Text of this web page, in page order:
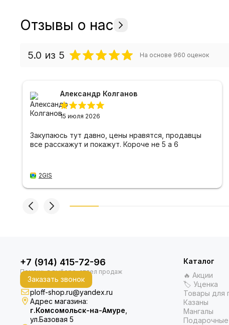
Отзывы о нас
5.0 из 5 На основе 960 оценок
Александр Колганов
15 июля 2026
Закупаюсь тут давно, цены нравятся, продавцы
все расскажут и покажут. Короче не 5 а 6
2GIS
+7 (914) 415-72-96
Заказать звонок
ploff-shop.ru@yandex.ru
Адрес магазина:
г.Комсомольск-на-Амуре
ул.Базовая 5
Каталог
🔥 Акции
🏷 Уценка
Товары для
Казаны
Мангалы